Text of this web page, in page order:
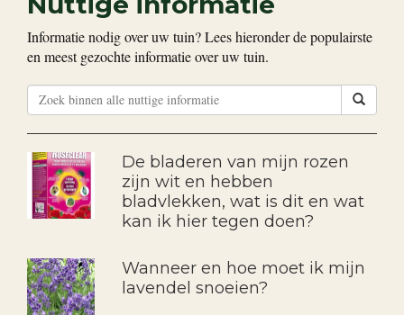
Informatie nodig over uw tuin? Lees hieronder de populairste
en meest gezochte informatie over uw tuin.
De bladeren van mijn rozen
zijn wit en hebben
bladvlekken, wat is dit en wat
kan ik hier tegen doen?
Wanneer en hoe moet ik mijn
lavendel snoeien?